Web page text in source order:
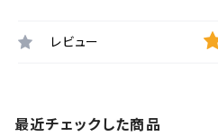
レビュー
最近チェックした商品